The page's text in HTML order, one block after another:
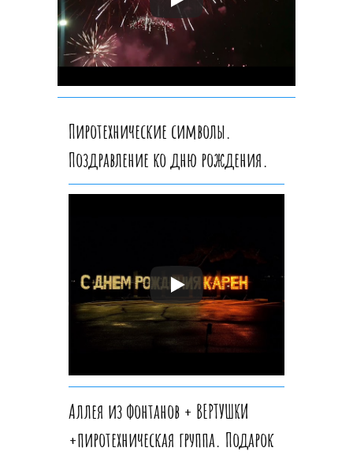
Пиротехнические символы.
Поздравление ко дню рождения.
Аллея из фонтанов + ВЕРТУШКИ
+пиротехническая группа. Подарок